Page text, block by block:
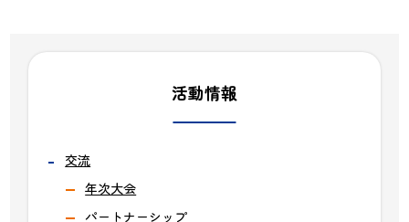
活動情報
交流
年次大会
パートナーシップ